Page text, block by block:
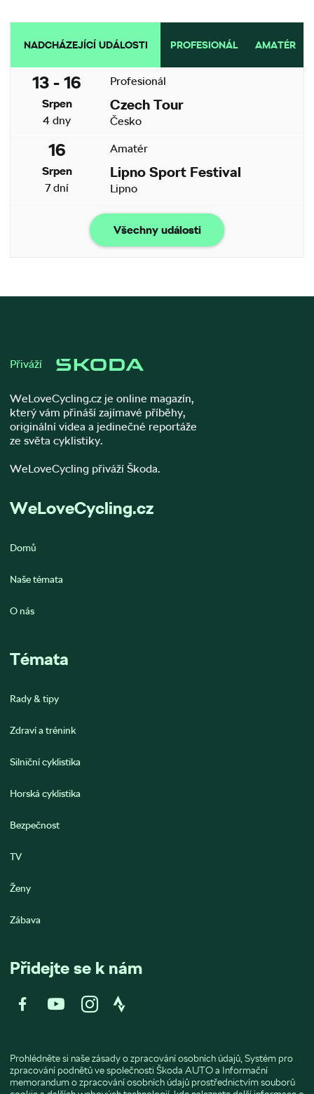
NADCHÁZEJÍCÍ UDÁLOSTI PROFESIONÁL AMATÉR
13 - 16
Srpen
4 dny
Profesionál
Czech Tour
Česko
16
Srpen
7 dní
Amatér
Lipno Sport Festival
Lipno
Všechny události
Přiváží
WeLoveCycling.cz je online magazín,
který vám přináší zajímavé příběhy,
originální videa a jedinečné reportáže
ze světa cyklistiky.
WeLoveCycling přiváží Škoda.
WeLoveCycling.cz
Domů
Naše témata
O nás
Témata
Rady & tipy
Zdraví a trénink
Silniční cyklistika
Horská cyklistika
Bezpečnost
TV
Ženy
Zábava
Přidejte se k nám
Prohlédněte si naše zásady ozpracování osobních údajů,Systém pro
zpracování podnětů ve společnosti Škoda AUTOa Informační
memorandum o zpracování osobních údajů prostřednictvím souborů